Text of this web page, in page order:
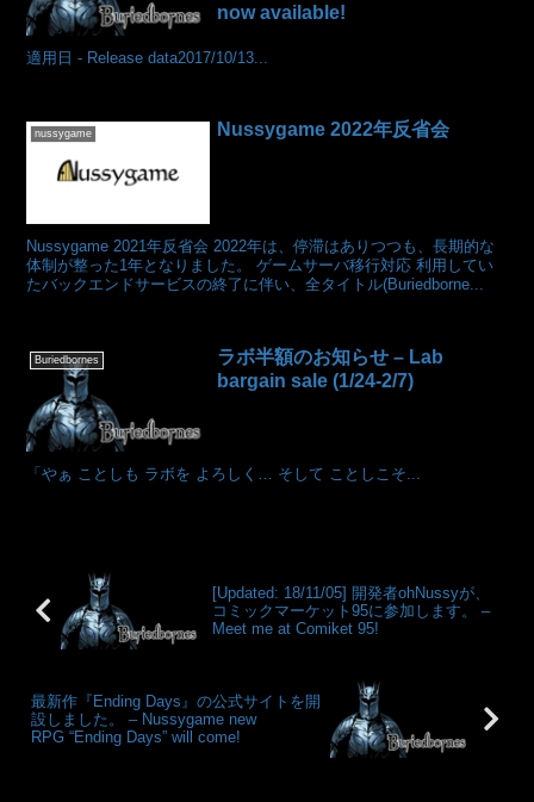
now available!
適用日 - Release data2017/10/13...
nussygame Nussygame 2022年反省会
Nussygame 2021年反省会 2022年は、停滞はありつつも、長期的な
体制が整った1年となりました。 ゲームサーバ移行対応 利用してい
たバックエンドサービスの終了に伴い、全タイトル(Buriedborne...
Buriedbornes
ラボ半額のお知らせ – Lab
bargain sale (1/24-2/7)
「やぁ ことしも ラボを よろしく… そして ことしこそ...
[Updated: 18/11/05] 開発者ohNussyが、
コミックマーケット95に参加します。 –
Meet me at Comiket 95!
最新作『Ending Days』の公式サイトを開
設しました。 – Nussygame new
RPG “Ending Days” will come!